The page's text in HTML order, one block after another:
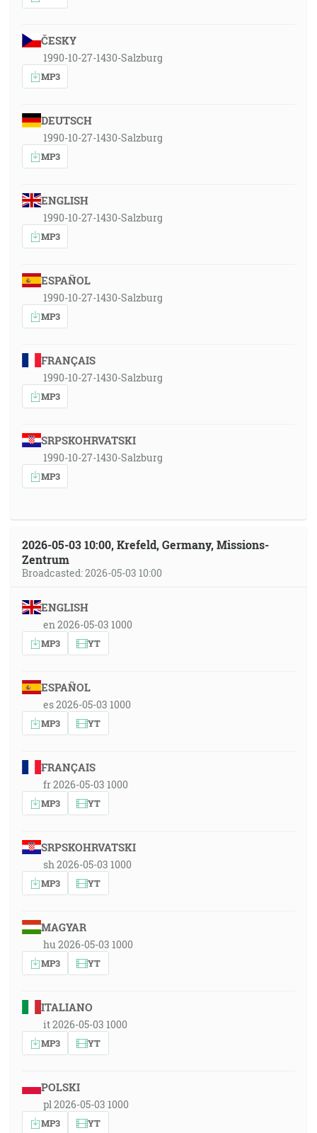
ČESKY
1990-10-27-1430-Salzburg
MP3
DEUTSCH
1990-10-27-1430-Salzburg
MP3
ENGLISH
1990-10-27-1430-Salzburg
MP3
ESPAÑOL
1990-10-27-1430-Salzburg
MP3
FRANÇAIS
1990-10-27-1430-Salzburg
MP3
SRPSKOHRVATSKI
1990-10-27-1430-Salzburg
MP3
2026-05-03 10:00, Krefeld, Germany, Missions-
Zentrum
Broadcasted: 2026-05-03 10:00
ENGLISH
en 2026-05-03 1000
MP3 YT
ESPAÑOL
es 2026-05-03 1000
MP3 YT
FRANÇAIS
fr 2026-05-03 1000
MP3 YT
SRPSKOHRVATSKI
sh 2026-05-03 1000
MP3 YT
MAGYAR
hu 2026-05-03 1000
MP3 YT
ITALIANO
it 2026-05-03 1000
MP3 YT
POLSKI
pl 2026-05-03 1000
MP3 YT